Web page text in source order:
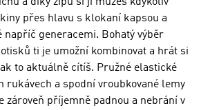
přes hlavu s klokaní kapsou a
napříč generacemi. Bohatý výběr
ti je umožní kombinovat a hrát si
to aktuálně cítíš. Pružné elastické
rukávech a spodní vroubkované lemy
zároveň příjemně padnou a nebrání v